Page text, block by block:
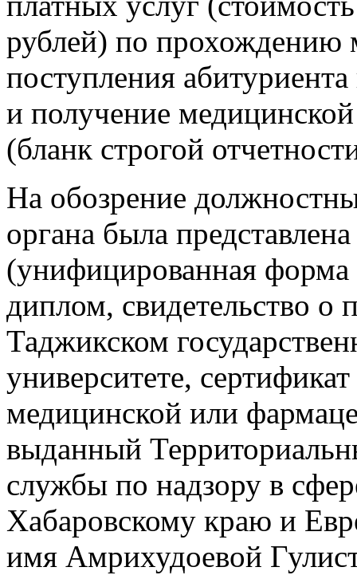
рублей) по прохождению
поступления
и получение
(бланк строгой
На обозрение
органа была
(унифицированная
диплом, свидетельство
Таджикском
университете,
медицинской или
выданный
службы по надзору в
Хабаровскому краю и
имя Амрихудоевой